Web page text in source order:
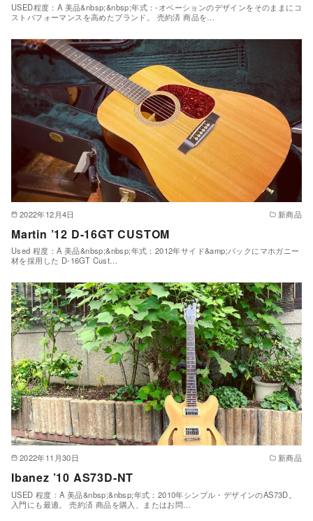
USED程度：A 美品&nbsp;&nbsp;年式：-オベーションのデザインをそのままにコ
ストパフォーマンスを高めたブランド。 売約済 商品を…
2022年12月4日 新商品
Martin ’12 D-16GT CUSTOM
Used 程度：A 美品&nbsp;&nbsp;年式：2012年サイド&amp;バックにマホガニー
材を採用した D-16GT Cust…
2022年11月30日 新商品
Ibanez ’10 AS73D-NT
USED 程度：A 美品&nbsp;&nbsp;年式：2010年シンプル・デザインのAS73D。
入門にも最適。 売約済 商品を購入、またはお問…